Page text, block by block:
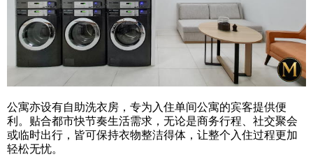
公寓亦设有自助洗衣房，专为入住单间公寓的宾客提供便
利。贴合都市快节奏生活需求，无论是商务行程、社交聚会
或临时出行，皆可保持衣物整洁得体，让整个入住过程更加
轻松无忧。